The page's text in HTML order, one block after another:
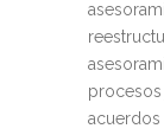
acuerdos